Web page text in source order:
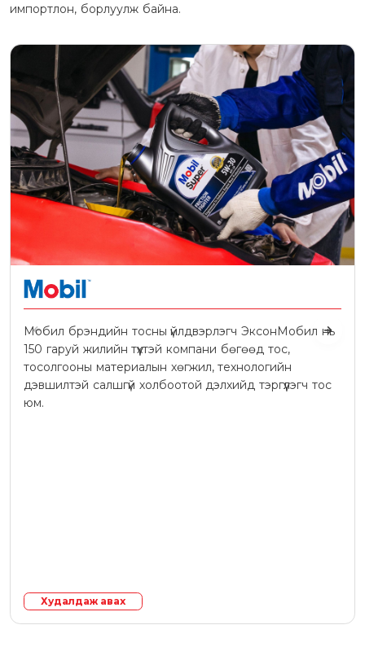
импортлон, борлуулж байна.
Мобил брэндийн тосны үйлдвэрлэгч ЭксонМобил нь
150 гаруй жилийн түүхтэй компани бөгөөд тос,
тосолгооны материалын хөгжил, технологийн
дэвшилтэй салшгүй холбоотой дэлхийд тэргүүлэгч тос
юм.
Худалдаж авах